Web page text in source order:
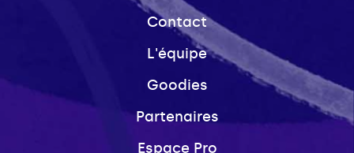
Contact
L'équipe
Goodies
Partenaires
Espace Pro